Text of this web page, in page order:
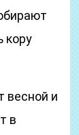
кору
весной и
в